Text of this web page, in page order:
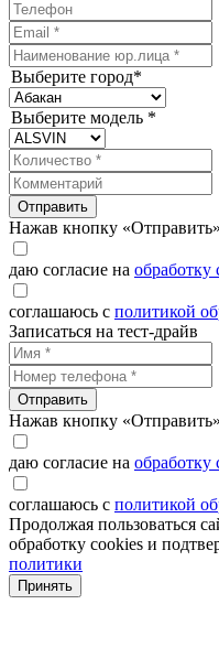
Выберите город*
Выберите модель *
Отправить
Нажав кнопку
даю согласие на
соглашаюсь с политикой
Записаться на тест-драйв
Отправить
Нажав кнопку
даю согласие на
соглашаюсь с политикой
Продолжая пользоваться
обработку cookies и
политики
Принять